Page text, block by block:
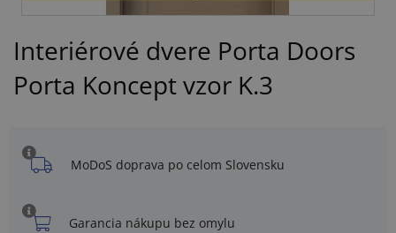
Interiérové dvere Porta Doors
Porta Koncept vzor K.3
MoDoS doprava po celom Slovensku
Garancia nákupu bez omylu